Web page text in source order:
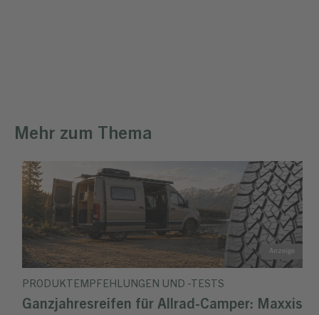
Mehr zum Thema
PRODUKTEMPFEHLUNGEN UND -TESTS
Ganzjahresreifen für Allrad-Camper: Maxxis